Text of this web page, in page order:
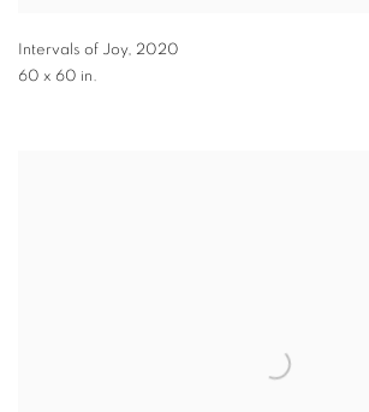
Intervals of Joy, 2020
60 x 60 in.